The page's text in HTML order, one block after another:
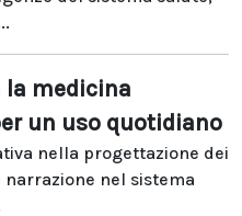
la medicina
un uso quotidiano
nella progettazione dei
nel sistema